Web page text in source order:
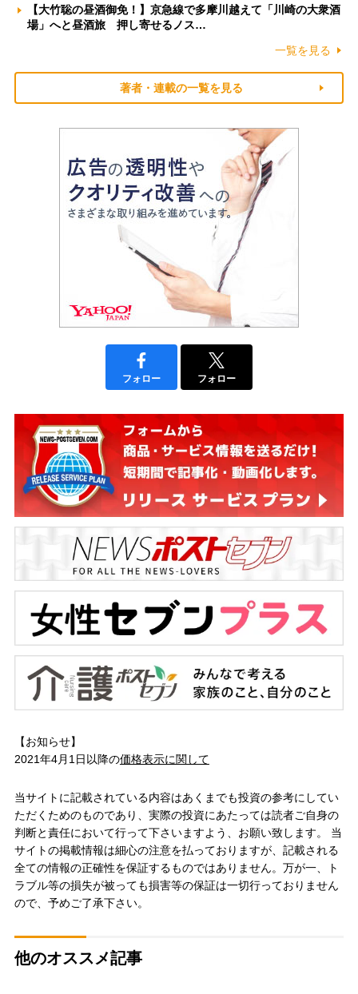
【大竹聡の昼酒御免！】京急線で多摩川越えて「川崎の大衆酒
場」へと昼酒旅 押し寄せるノス…
一覧を見る
著者・連載の一覧を見る
フォロー フォロー
【お知らせ】
2021年4月1日以降の価格表示に関して
当サイトに記載されている内容はあくまでも投資の参考にしてい
ただくためのものであり、実際の投資にあたっては読者ご自身の
判断と責任において行って下さいますよう、お願い致します。 当
サイトの掲載情報は細心の注意を払っておりますが、記載される
全ての情報の正確性を保証するものではありません。万が一、ト
ラブル等の損失が被っても損害等の保証は一切行っておりません
ので、予めご了承下さい。
他のオススメ記事